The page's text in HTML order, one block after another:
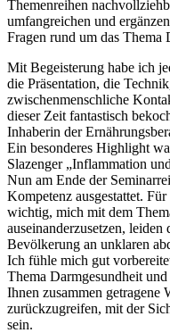
Themenreihen
umfangreichen und
Fragen rund um das Thema
Mit Begeisterung habe ich
die Präsentation, die
zwischenmenschliche
dieser Zeit fantastisch
Inhaberin der
Ein besonderes Highlight
Slazenger „Inflammation
Nun am Ende der
Kompetenz ausgestattet.
wichtig, mich mit dem
auseinanderzusetzen,
Bevölkerung an unklaren
Ich fühle mich gut
Thema Darmgesundheit
Ihnen zusammen getragene
zurückzugreifen, mit der
sein.